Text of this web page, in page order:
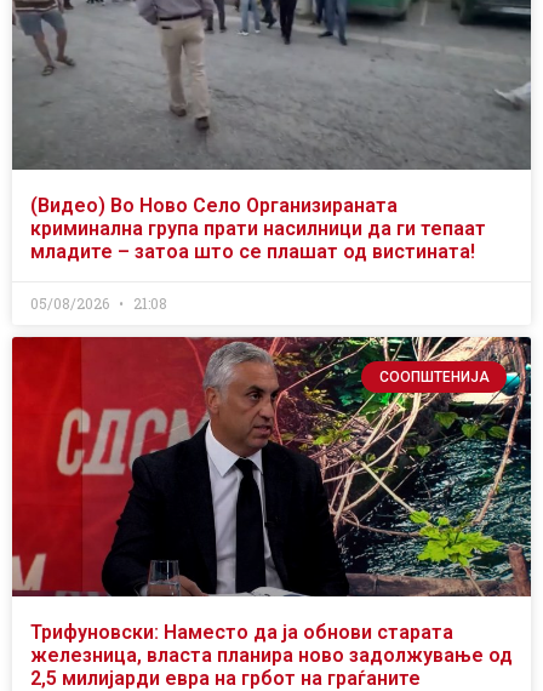
(Видео) Во Ново Село Организираната
криминална група прати насилници да ги тепаат
младите – затоа што се плашат од вистината!
05/08/2026 21:08
СООПШТЕНИЈА
Трифуновски: Наместо да ја обнови старата
железница, власта планира ново задолжување од
2,5 милијарди евра на грбот на граѓаните